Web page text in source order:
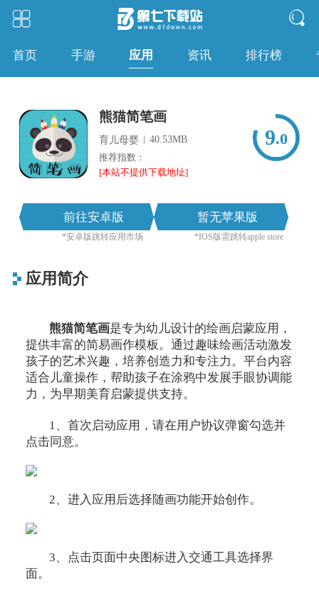
首页 手游 应用 资讯 排行榜
熊猫简笔画
育儿母婴 |40.53MB
推荐指数：
[本站不提供下载地址]
9.0
前往安卓版 暂无苹果版
*安卓版跳转应用市场 *IOS版需跳转apple store
应用简介
熊猫简笔画是专为幼儿设计的绘画启蒙应用，
提供丰富的简易画作模板。通过趣味绘画活动激发
孩子的艺术兴趣，培养创造力和专注力。平台内容
适合儿童操作，帮助孩子在涂鸦中发展手眼协调能
力，为早期美育启蒙提供支持。
1、首次启动应用，请在用户协议弹窗勾选并
点击同意。
2、进入应用后选择随画功能开始创作。
3、点击页面中央图标进入交通工具选择界
面。